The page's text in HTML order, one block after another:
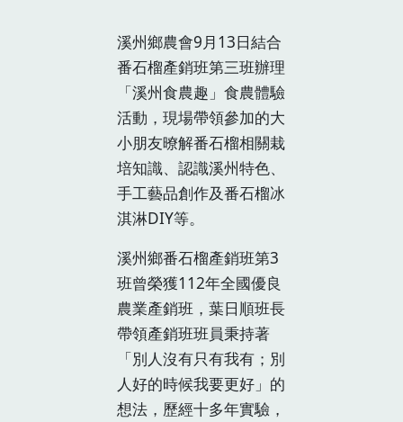
溪州鄉農會9月13日結合
番石榴產銷班第三班辦理
「溪州食農趣」食農體驗
活動，現場帶領參加的大
小朋友暸解番石榴相關栽
培知識、認識溪州特色、
手工藝品創作及番石榴冰
淇淋DIY等。
溪州鄉番石榴產銷班第3
班曾榮獲112年全國優良
農業產銷班，葉日順班長
帶領產銷班班員秉持著
「別人沒有只有我有；別
人好的時候我要更好」的
想法，歷經十多年實驗，